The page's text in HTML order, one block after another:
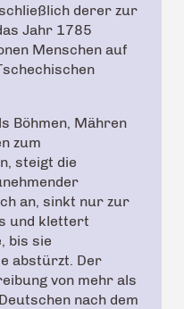
derer zur
Jahr 1785
Menschen auf
Böhmen, Mähren
zum
steigt die
an, sinkt nur zur
und klettert
bis sie
abstürzt. Der
von mehr als
nach dem